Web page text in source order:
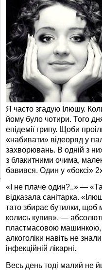
Я часто згадую Ілюшу.
йому було чотири. Того
епідемії грипу. Щоби
«набивати» відеоряд у
захворювань. В одній з
з блакитними очима,
бавився. Один у «боксі»
«І не плаче один?..» —
відказала санітарка.
тато збирає бутилки, щоб
колись купив», —
пластмасовою машинкою,
алкоголіки навіть не
інфекційній лікарні.
Весь день тоді малий не